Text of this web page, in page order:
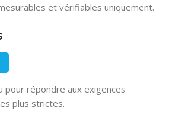
et vérifiables uniquement.
pour répondre aux exigences
plus strictes.